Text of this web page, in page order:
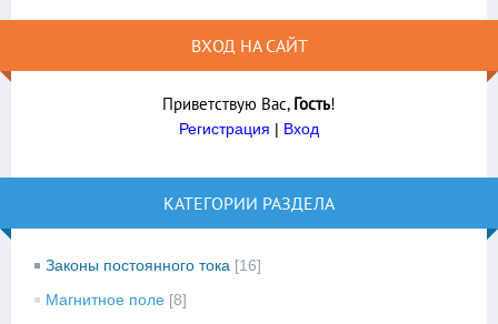
ВХОД НА САЙТ
Приветствую Вас, Гость!
Регистрация | Вход
КАТЕГОРИИ РАЗДЕЛА
Законы постоянного тока [16]
Магнитное поле [8]